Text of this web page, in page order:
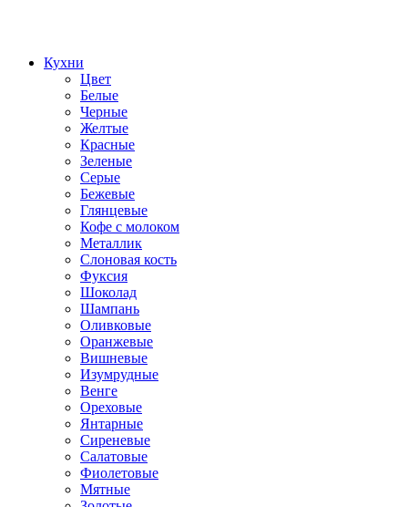
Кухни
Цвет
Белые
Черные
Желтые
Красные
Зеленые
Серые
Бежевые
Глянцевые
Кофе с молоком
Металлик
Слоновая кость
Фуксия
Шоколад
Шампань
Оливковые
Оранжевые
Вишневые
Изумрудные
Венге
Ореховые
Янтарные
Сиреневые
Салатовые
Фиолетовые
Мятные